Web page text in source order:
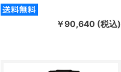
￥90,640 (税込)